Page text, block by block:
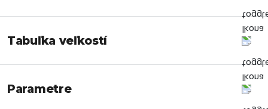
Tabuľka veľkostí
Parametre